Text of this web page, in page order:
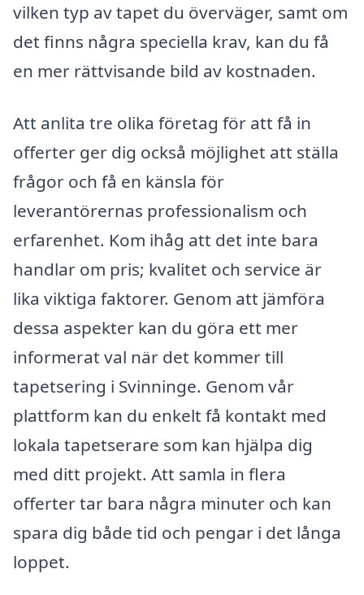
vilken typ av tapet du överväger, samt om
det finns några speciella krav, kan du få
en mer rättvisande bild av kostnaden.
Att anlita tre olika företag för att få in
offerter ger dig också möjlighet att ställa
frågor och få en känsla för
leverantörernas professionalism och
erfarenhet. Kom ihåg att det inte bara
handlar om pris; kvalitet och service är
lika viktiga faktorer. Genom att jämföra
dessa aspekter kan du göra ett mer
informerat val när det kommer till
tapetsering i Svinninge. Genom vår
plattform kan du enkelt få kontakt med
lokala tapetserare som kan hjälpa dig
med ditt projekt. Att samla in flera
offerter tar bara några minuter och kan
spara dig både tid och pengar i det långa
loppet.